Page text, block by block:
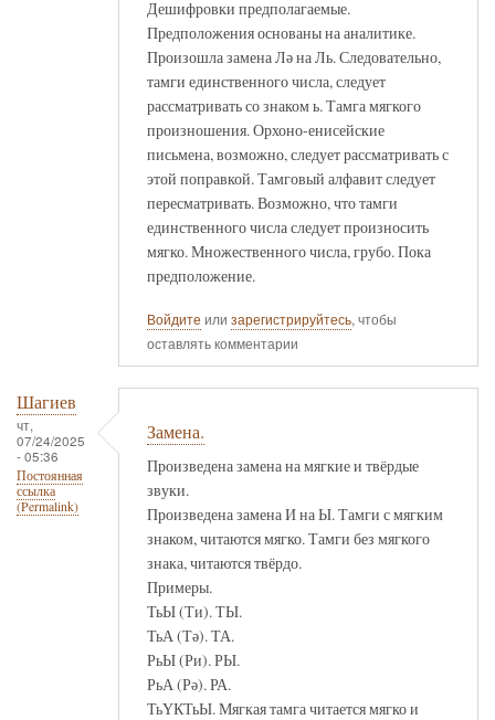
Дешифровки предполагаемые.
Предположения основаны на аналитике.
Произошла замена Лә на Ль. Следовательно,
тамги единственного числа, следует
рассматривать со знаком ь. Тамга мягкого
произношения. Орхоно-енисейские
письмена, возможно, следует рассматривать с
этой поправкой. Тамговый алфавит следует
пересматривать. Возможно, что тамги
единственного числа следует произносить
мягко. Множественного числа, грубо. Пока
предположение.
Войдите или зарегистрируйтесь, чтобы
оставлять комментарии
Шагиев
чт,
07/24/2025
- 05:36
Постоянная
ссылка
(Permalink)
Замена.
Произведена замена на мягкие и твёрдые
звуки.
Произведена замена И на Ы. Тамги с мягким
знаком, читаются мягко. Тамги без мягкого
знака, читаются твёрдо.
Примеры.
ТьЫ (Ти). ТЫ.
ТьА (Тә). ТА.
РьЫ (Ри). РЫ.
РьА (Рә). РА.
ТьҮКТьЫ. Мягкая тамга читается мягко и